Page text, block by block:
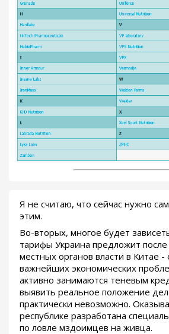
Я не считаю, что сейчас нужно
этим.
Во-вторых, многое будет
тарифы Украина предложит
местных органов власти в Китае -
важнейших экономических
активно занимаются теневым
выявить реальное положение
практически невозможно.
республике разработана
по ловле мздоимцев на живца.